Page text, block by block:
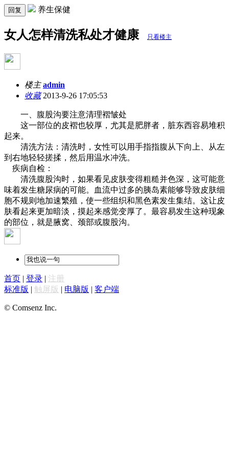
回复 养生保健
女人怎样清洗私处才健康 只看楼主
楼主 admin
收藏2013-9-26 17:05:53
一、腹股沟要注意清理褶皱处
这一部位的皮褶也较厚，尤其是肥胖者，脏东西容易堆积
起来。
清洗方法：清洗时，女性可以用手指指腹从下向上、从左
到右地轻轻搓揉，然后用温水冲洗。
疾病自检：
清洗腹股沟时，如果看见皮肤变得粗糙并色深，这可能意
味着发生糖尿病的可能。血流中过多的胰岛素能够导致皮肤细
胞不规则地加速繁殖，使一些组织和黑色素发生集结。这让皮
肤看起来更加暗淡，摸起来感觉变厚了。最容易发生这种现象
的部位，就是腋窝、颈部或腹股沟。
首页 | 登录 | 注册
标准版 | 触屏版 | 电脑版 | 客户端
© Comsenz Inc.